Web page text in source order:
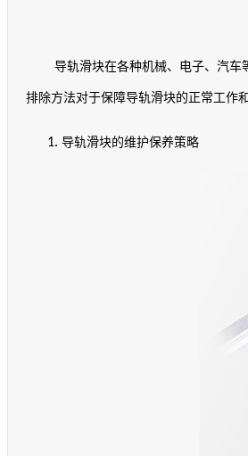
导轨滑块在各种机械、电子、汽
排除方法对于保障导轨滑块的正常工作
导轨滑块的维护保养策略